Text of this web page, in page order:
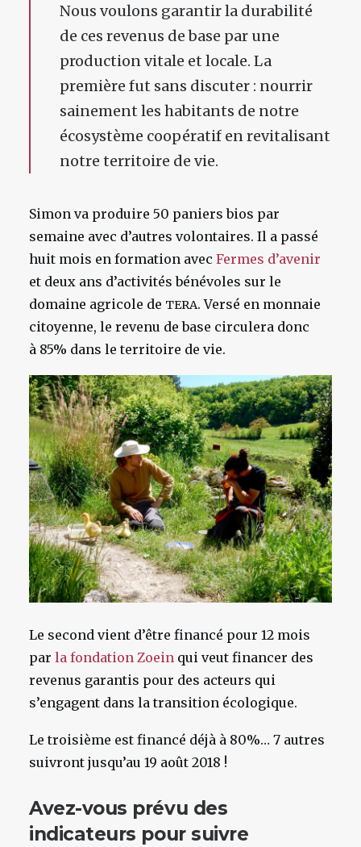
Nous voulons garantir la durabilité
de ces revenus de base par une
production vitale et locale. La
première fut sans discuter : nourrir
sainement les habitants de notre
écosystème coopératif en revitalisant
notre territoire de vie.
Simon va produire 50 paniers bios par
semaine avec d’autres volontaires. Il a passé
huit mois en formation avec Fermes d’avenir
et deux ans d’activités bénévoles sur le
domaine agricole de TERA. Versé en monnaie
citoyenne, le revenu de base circulera donc
à 85% dans le territoire de vie.
Le second vient d’être financé pour 12 mois
par la fondation Zoein qui veut financer des
revenus garantis pour des acteurs qui
s’engagent dans la transition écologique.
Le troisième est financé déjà à 80%… 7 autres
suivront jusqu’au 19 août 2018 !
Avez-vous prévu des
indicateurs pour suivre